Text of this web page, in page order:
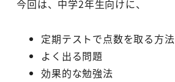
今回は、中学2年生向けに、
定期テストで点数を取る方法
よく出る問題
効果的な勉強法